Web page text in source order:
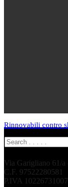
Rinnovabili contro
Via Garigliano 61/a
C.F. 97522280581
P.IVA 10226731007